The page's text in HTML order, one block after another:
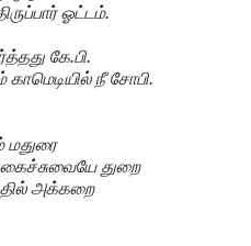
ஓட்டம்.
கே.பி.
காமெடியில் நீ சோபி.
மதுரை
துறை
அக்கறை